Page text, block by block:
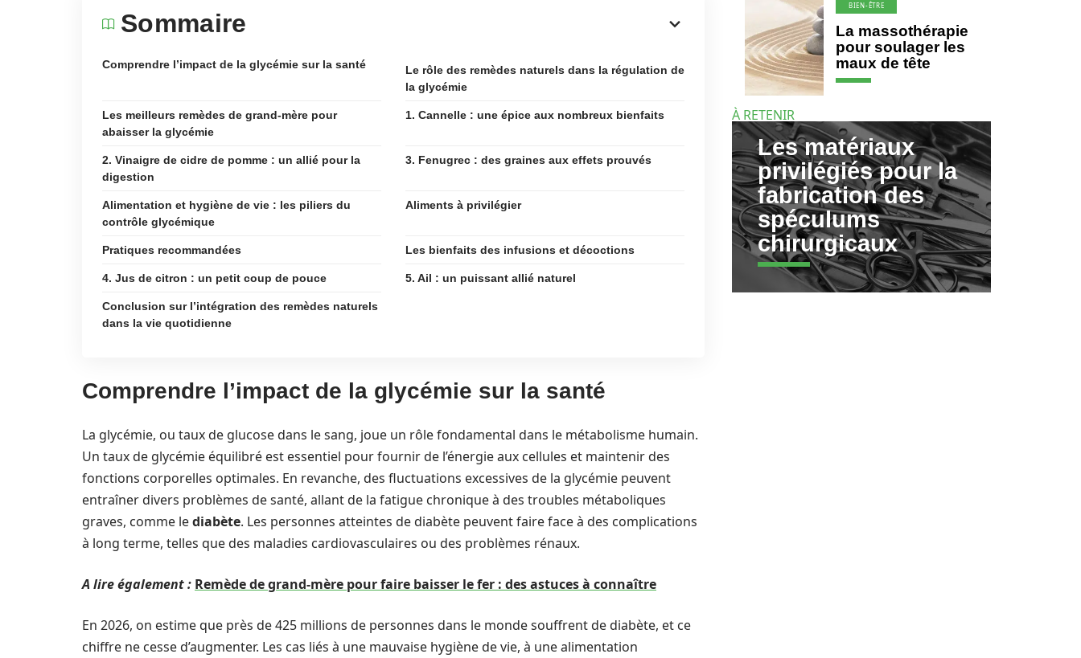
Sommaire
Comprendre l’impact de la glycémie sur la santé
Le rôle des remèdes naturels dans la régulation de
la glycémie
Les meilleurs remèdes de grand-mère pour
abaisser la glycémie
1. Cannelle : une épice aux nombreux bienfaits
2. Vinaigre de cidre de pomme : un allié pour la
digestion
3. Fenugrec : des graines aux effets prouvés
Alimentation et hygiène de vie : les piliers du
contrôle glycémique
Aliments à privilégier
Pratiques recommandées Les bienfaits des infusions et décoctions
4. Jus de citron : un petit coup de pouce 5. Ail : un puissant allié naturel
Conclusion sur l’intégration des remèdes naturels
dans la vie quotidienne
Comprendre l’impact de la glycémie sur la santé
La glycémie, ou taux de glucose dans le sang, joue un rôle fondamental dans le métabolisme humain.
Un taux de glycémie équilibré est essentiel pour fournir de l’énergie aux cellules et maintenir des
fonctions corporelles optimales. En revanche, des fluctuations excessives de la glycémie peuvent
entraîner divers problèmes de santé, allant de la fatigue chronique à des troubles métaboliques
graves, comme lediabète. Les personnes atteintes de diabète peuvent faire face à des complications
à long terme, telles que des maladies cardiovasculaires ou des problèmes rénaux.
A lire également : Remède de grand-mère pour faire baisser le fer : des astuces à connaître
En 2026, on estime que près de 425 millions de personnes dans le monde souffrent de diabète, et ce
chiffre ne cesse d’augmenter. Les cas liés à une mauvaise hygiène de vie, à une alimentation
BIEN-ÊTRE
La massothérapie
pour soulager les
maux de tête
À RETENIR
Les matériaux
privilégiés pour la
fabrication des
spéculums
chirurgicaux